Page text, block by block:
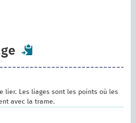
lier. Les liages sont les points où les
avec la trame.